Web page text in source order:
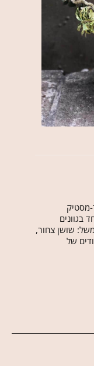
מסטיק
בגוונים
שושן צחור,
של